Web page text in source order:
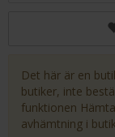
Det här är en
butiker, inte
funktionen
avhämtning i